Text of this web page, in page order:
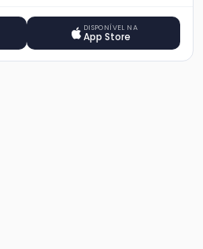
DISPONÍVEL NA
App Store